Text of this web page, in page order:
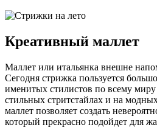
Креативный маллет
Маллет или итальянка внешне
Сегодня стрижка пользуется
именитых стилистов по всему миру
стильных стритстайлах и на
маллет позволяет создать
который прекрасно подойдет для